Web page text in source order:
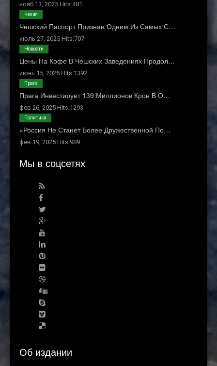
нояб 13, 2025 Hits:481
Чешский Паспорт Признан Одним Из Самых С…
июль 27, 2025 Hits:707
Чехия
Цены На Кофе В Чешских Заведениях Продол…
июнь 15, 2025 Hits:1392
Новости
Прага Инвестирует 139 Миллионов Крон В О…
фев 26, 2025 Hits:1293
Прага
«Россия Не Станет Более Дружественной По…
фев 19, 2025 Hits:989
Политика
Мы в соцсетях
Об издании